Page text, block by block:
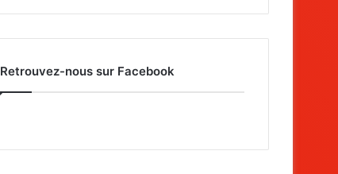
Retrouvez-nous sur Facebook